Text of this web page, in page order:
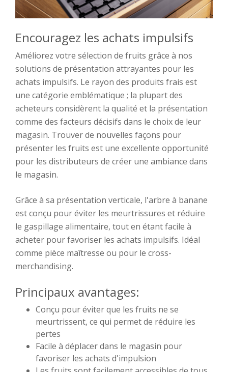
Encouragez les achats impulsifs
Améliorez votre sélection de fruits grâce à nos
solutions de présentation attrayantes pour les
achats impulsifs. Le rayon des produits frais est
une catégorie emblématique ; la plupart des
acheteurs considèrent la qualité et la présentation
comme des facteurs décisifs dans le choix de leur
magasin. Trouver de nouvelles façons pour
présenter les fruits est une excellente opportunité
pour les distributeurs de créer une ambiance dans
le magasin.
Grâce à sa présentation verticale, l'arbre à banane
est conçu pour éviter les meurtrissures et réduire
le gaspillage alimentaire, tout en étant facile à
acheter pour favoriser les achats impulsifs. Idéal
comme pièce maîtresse ou pour le cross-
merchandising.
Principaux avantages:
Conçu pour éviter que les fruits ne se
meurtrissent, ce qui permet de réduire les
pertes
Facile à déplacer dans le magasin pour
favoriser les achats d'impulsion